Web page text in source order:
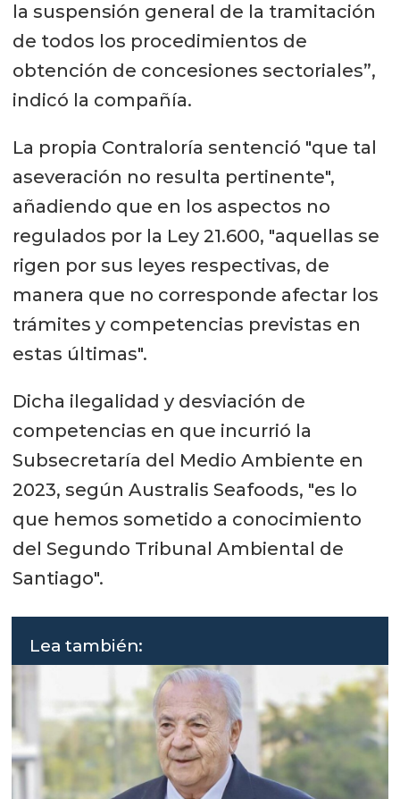
la suspensión general de la tramitación
de todos los procedimientos de
obtención de concesiones sectoriales”,
indicó la compañía.
La propia Contraloría sentenció "que tal
aseveración no resulta pertinente",
añadiendo que en los aspectos no
regulados por la Ley 21.600, "aquellas se
rigen por sus leyes respectivas, de
manera que no corresponde afectar los
trámites y competencias previstas en
estas últimas".
Dicha ilegalidad y desviación de
competencias en que incurrió la
Subsecretaría del Medio Ambiente en
2023, según Australis Seafoods, "es lo
que hemos sometido a conocimiento
del Segundo Tribunal Ambiental de
Santiago".
Lea también: